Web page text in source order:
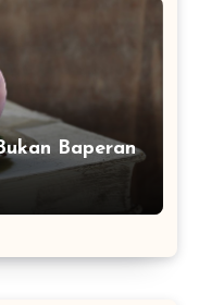
Baperan